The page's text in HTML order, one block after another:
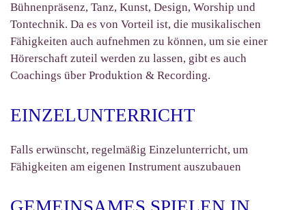
Bühnenpräsenz, Tanz, Kunst, Design, Worship und
Tontechnik. Da es von Vorteil ist, die musikalischen
Fähigkeiten auch aufnehmen zu können, um sie einer
Hörerschaft zuteil werden zu lassen, gibt es auch
Coachings über Produktion & Recording.
EINZELUNTERRICHT
Falls erwünscht, regelmäßig Einzelunterricht, um
Fähigkeiten am eigenen Instrument auszubauen